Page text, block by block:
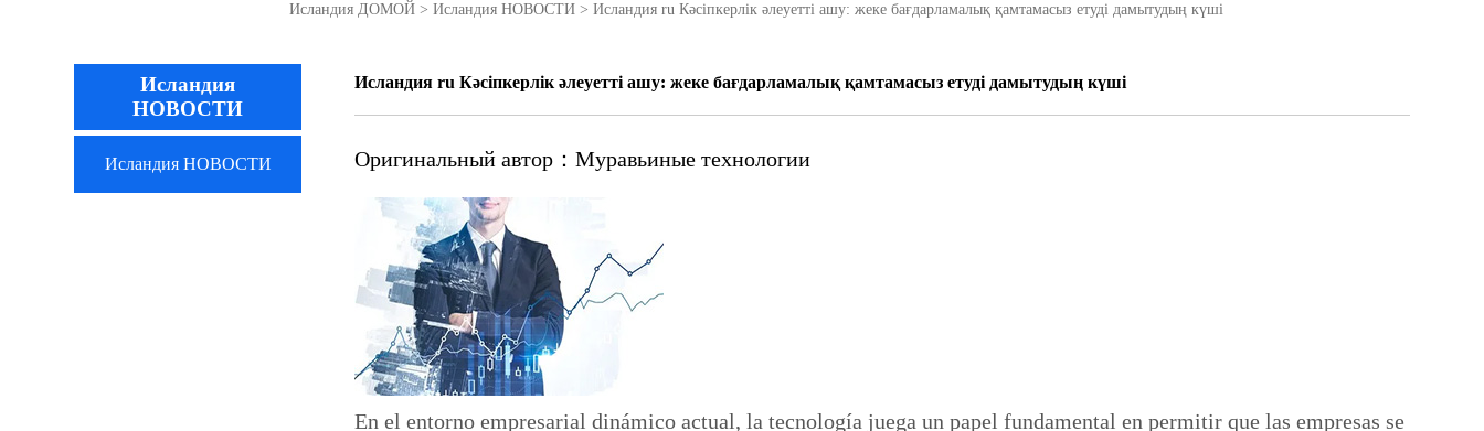
Исландия ДОМОЙ> Исландия НОВОСТИ> Исландия ru Кәсіпкерлік әлеуетті ашу: жеке бағдарламалық қамтамасыз етуді дамытудың күші
Исландия
НОВОСТИ
Исландия НОВОСТИ
Исландия ru Кәсіпкерлік әлеуетті ашу: жеке бағдарламалық қамтамасыз етуді дамытудың күші
Оригинальный автор：Муравьиные технологии
En el entorno empresarial dinámico actual, la tecnología juega un papel fundamental en permitir que las empresas se